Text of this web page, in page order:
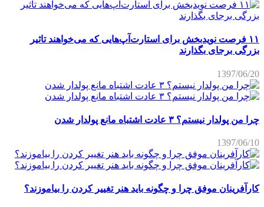
۱۱ فرصت نویدبخش برای استارت‌آپ‌هایی که می‌خواهند تاثیر
بزرگی برجای بگذارند
1397/06/20
چرا من پولدار نیستم؟ ۳ عادت اشتباه مانع پولدار شدن
1397/06/10
کارآفرینان موفق چرا و چگونه باید هنر تغییر کردن را بیاموزند؟